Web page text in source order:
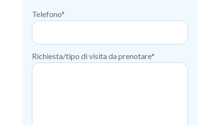
Telefono*
Richiesta/tipo di visita da prenotare*